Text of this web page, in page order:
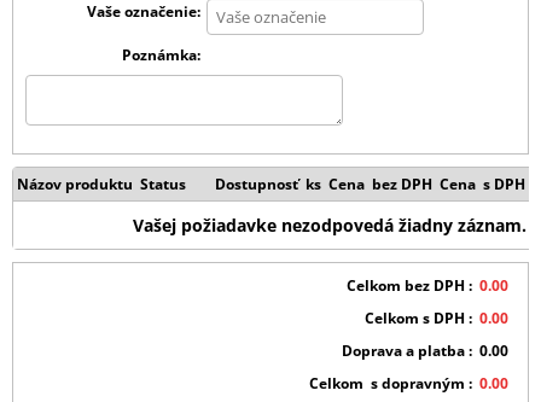
Vaše označenie
Poznámka
Názov produktu Status Dostupnosť ks Cena bez DPH Cena s DPH
Vašej požiadavke nezodpovedá žiadny záznam.
Celkom bez DPH
0.00
Celkom s DPH
0.00
Doprava a platba
0.00
Celkom s dopravným
0.00